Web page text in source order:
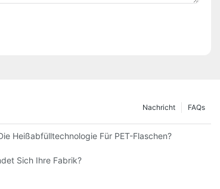
FAQs
Nachricht
Medikamente
Heißabfülltechnologie Für PET-Flaschen?
Sich Ihre Fabrik?